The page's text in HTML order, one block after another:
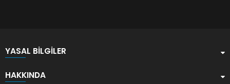
YASAL BILGILER
HAKKINDA